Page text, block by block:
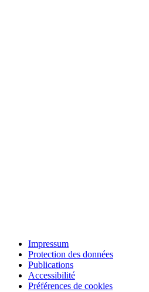
Impressum
Protection des données
Publications
Accessibilité
Préférences de cookies